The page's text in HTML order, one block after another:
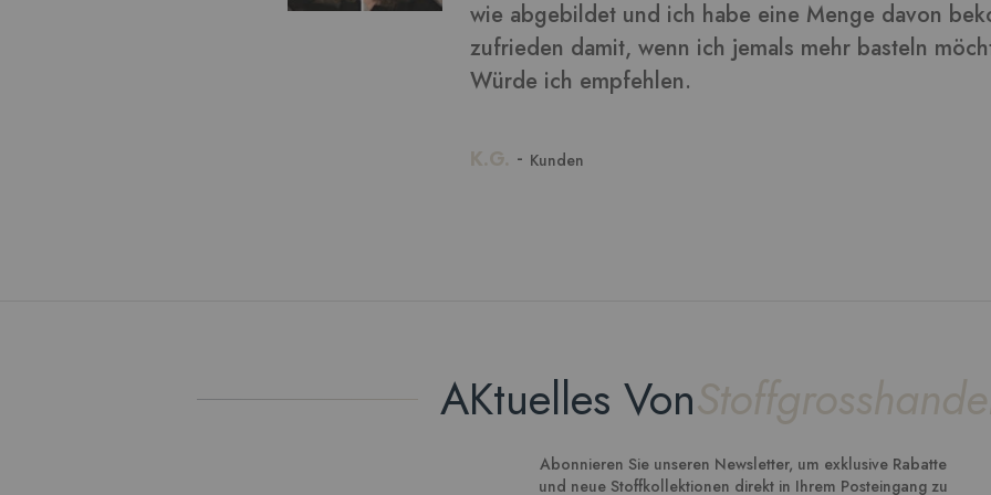
AKtuelles Von
Abonnieren Sie unseren Newsletter, um exklusive Rabatte
und neue Stoffkollektionen direkt in Ihrem Posteingang zu